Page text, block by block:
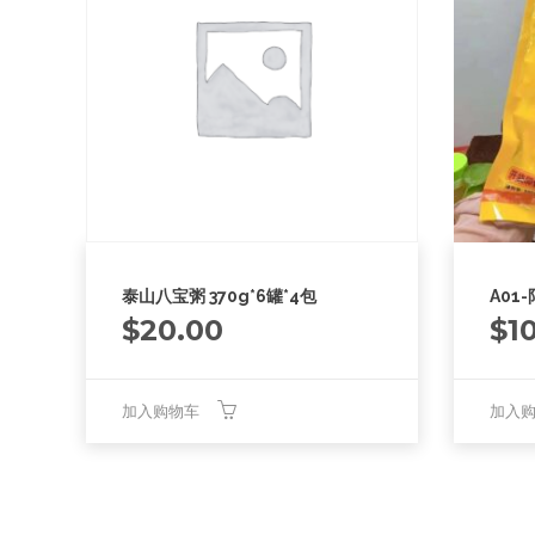
泰山八宝粥 370g*6罐*4包
$20.00
加入购物车
A01-
$
加入